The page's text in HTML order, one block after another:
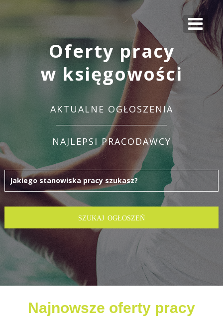
Oferty pracy
w księgowości
AKTUALNE OGŁOSZENIA
NAJLEPSI PRACODAWCY
Najnowsze oferty pracy